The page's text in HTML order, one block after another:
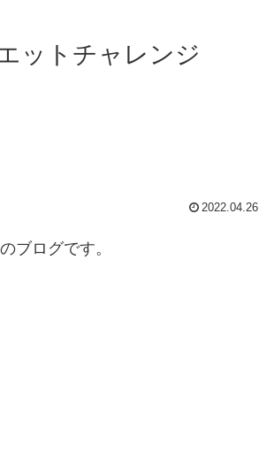
ットチャレンジ
2022.04.26
ブログです。